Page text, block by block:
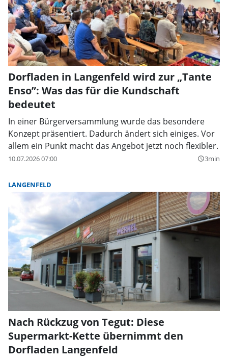
Dorfladen in Langenfeld wird zur „Tante
Enso”: Was das für die Kundschaft
bedeutet
In einer Bürgerversammlung wurde das besondere
Konzept präsentiert. Dadurch ändert sich einiges. Vor
allem ein Punkt macht das Angebot jetzt noch flexibler.
10.07.2026 07:00 query_builder3min
LANGENFELD
Nach Rückzug von Tegut: Diese
Supermarkt-Kette übernimmt den
Dorfladen Langenfeld